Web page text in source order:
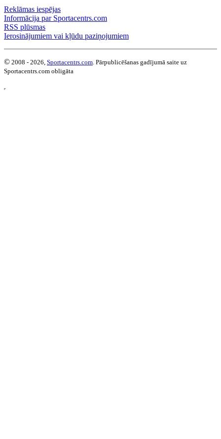
Reklāmas iespējas
Informācija par Sportacentrs.com
RSS plūsmas
Ierosinājumiem vai kļūdu paziņojumiem
© 2008 - 2026, Sportacentrs.com. Pārpublicēšanas gadījumā saite uz
Sportacentrs.com obligāta